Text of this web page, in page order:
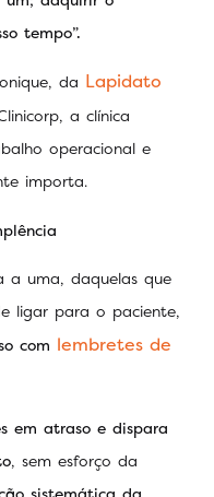
tempo”.
da Lapidato
a clínica
operacional e
importa.
a uma, daquelas que
ligar para o paciente,
com lembretes de
em atraso e dispara
, sem esforço da
sistemática da